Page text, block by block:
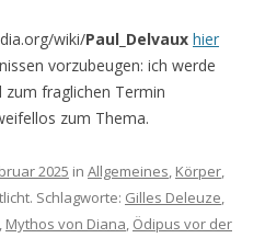
wiki/Paul_Delvaux hier
vorzubeugen: ich werde
zum fraglichen Termin
zum Thema.
2025 in Allgemeines, Körper,
Schlagworte: Gilles Deleuze,
, Mythos von Diana, Ödipus vor der